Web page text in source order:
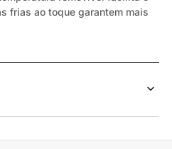
frias ao toque garantem mais